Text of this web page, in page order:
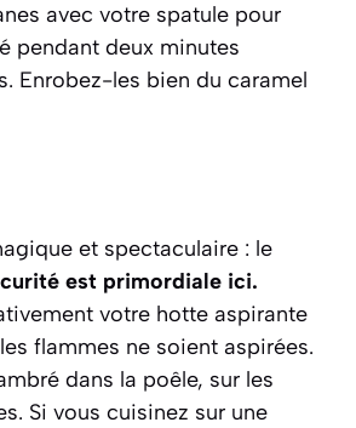
avec votre spatule pour
pendant deux minutes
Enrobez-les bien du caramel
et spectaculaire : le
est primordiale ici.
votre hotte aspirante
flammes ne soient aspirées.
dans la poêle, sur les
Si vous cuisinez sur une